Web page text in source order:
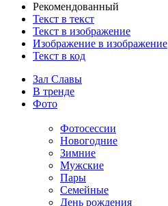
Рекомендованный
Текст в текст
Текст в изображение
Изображение в изображение
Текст в код
Зал Славы
В тренде
Фото
Фотосессии
Новогодние
Зимние
Мужские
Пары
Семейные
День рождения